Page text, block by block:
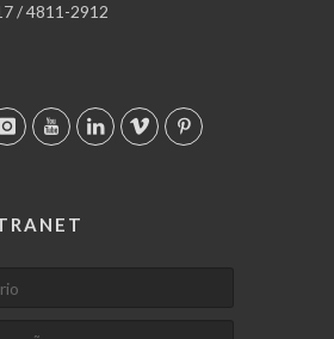
/ 4811-2912